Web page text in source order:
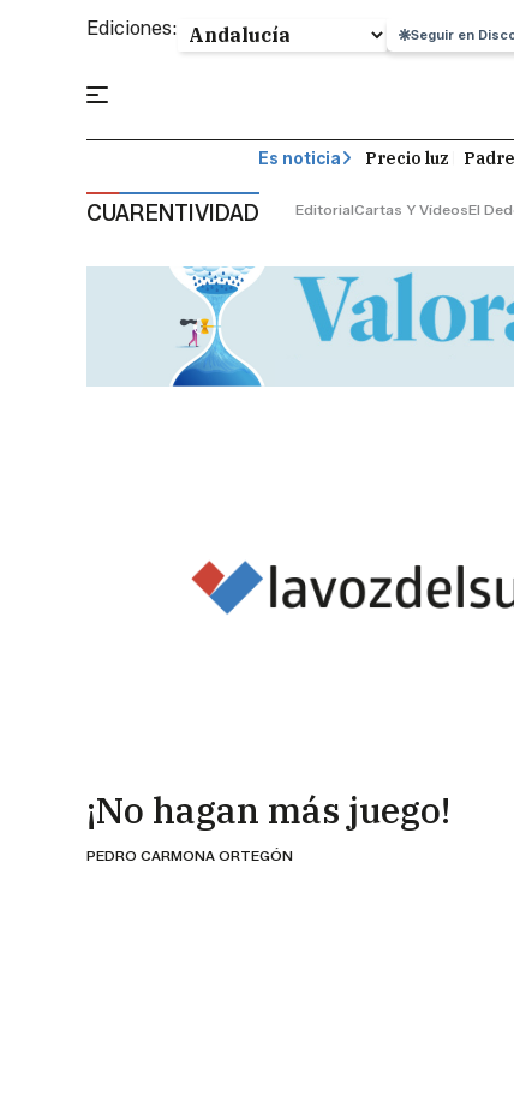
Ediciones: Seguir en
Es noticia Precio luz
CUARENTIVIDAD EditorialCartas Y VídeosEl
¡No hagan más juego!
PEDRO CARMONA ORTEGÓN